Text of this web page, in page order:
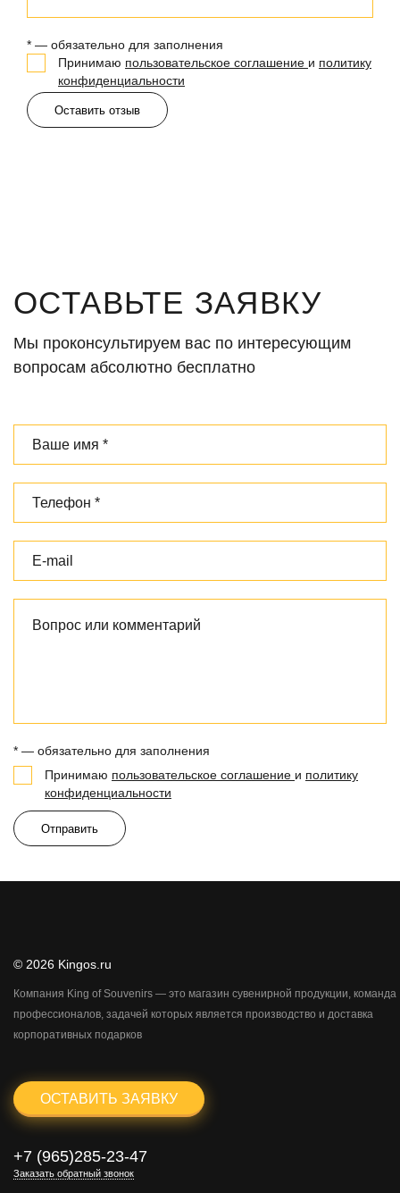
* — обязательно для заполнения
Принимаю пользовательское соглашение и политику
конфиденциальности
Оставить отзыв
ОСТАВЬТЕ ЗАЯВКУ
Мы проконсультируем вас по интересующим
вопросам абсолютно бесплатно
* — обязательно для заполнения
Принимаю пользовательское соглашение и политику
конфиденциальности
Отправить
© 2026 Kingos.ru
Компания King of Souvenirs — это магазин сувенирной продукции, команда
профессионалов, задачей которых является производство и доставка
корпоративных подарков
ОСТАВИТЬ ЗАЯВКУ
+7 (965)285-23-47
Заказать обратный звонок